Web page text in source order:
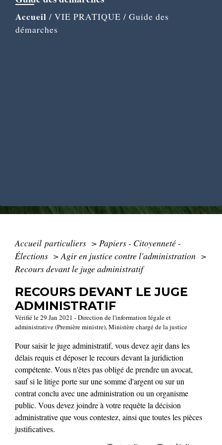
Accueil / VIE PRATIQUE / Guide des
démarches
Accueil particuliers > Papiers - Citoyenneté -
Élections > Agir en justice contre l'administration >
Recours devant le juge administratif
RECOURS DEVANT LE JUGE
ADMINISTRATIF
Vérifié le 29 Jan 2021 - Direction de l'information légale et
administrative (Première ministre), Ministère chargé de la justice
Pour saisir le juge administratif, vous devez agir dans les
délais requis et déposer le recours devant la juridiction
compétente. Vous n'êtes pas obligé de prendre un avocat,
sauf si le litige porte sur une somme d'argent ou sur un
contrat conclu avec une administration ou un organisme
public. Vous devez joindre à votre requête la décision
administrative que vous contestez, ainsi que toutes les pièces
justificatives.